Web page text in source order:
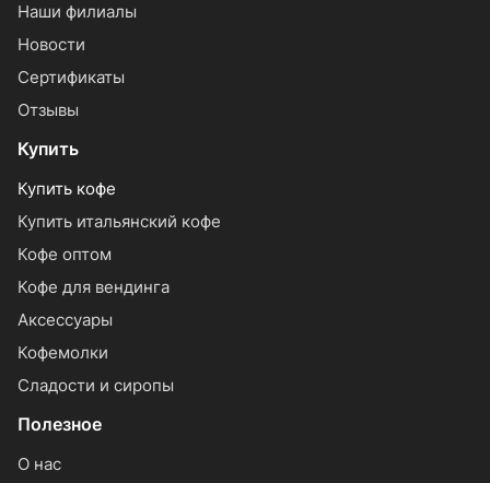
Наши филиалы
Новости
Сертификаты
Отзывы
Купить
Купить кофе
Купить итальянский кофе
Кофе оптом
Кофе для вендинга
Аксессуары
Кофемолки
Сладости и сиропы
Полезное
О нас